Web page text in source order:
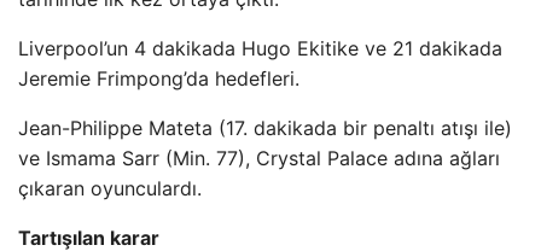
Liverpool’un 4 dakikada Hugo Ekitike ve 21 dakikada
Jeremie Frimpong’da hedefleri.
Jean-Philippe Mateta (17. dakikada bir penaltı atışı ile)
ve Ismama Sarr (Min. 77), Crystal Palace adına ağları
çıkaran oyunculardı.
Tartışılan karar